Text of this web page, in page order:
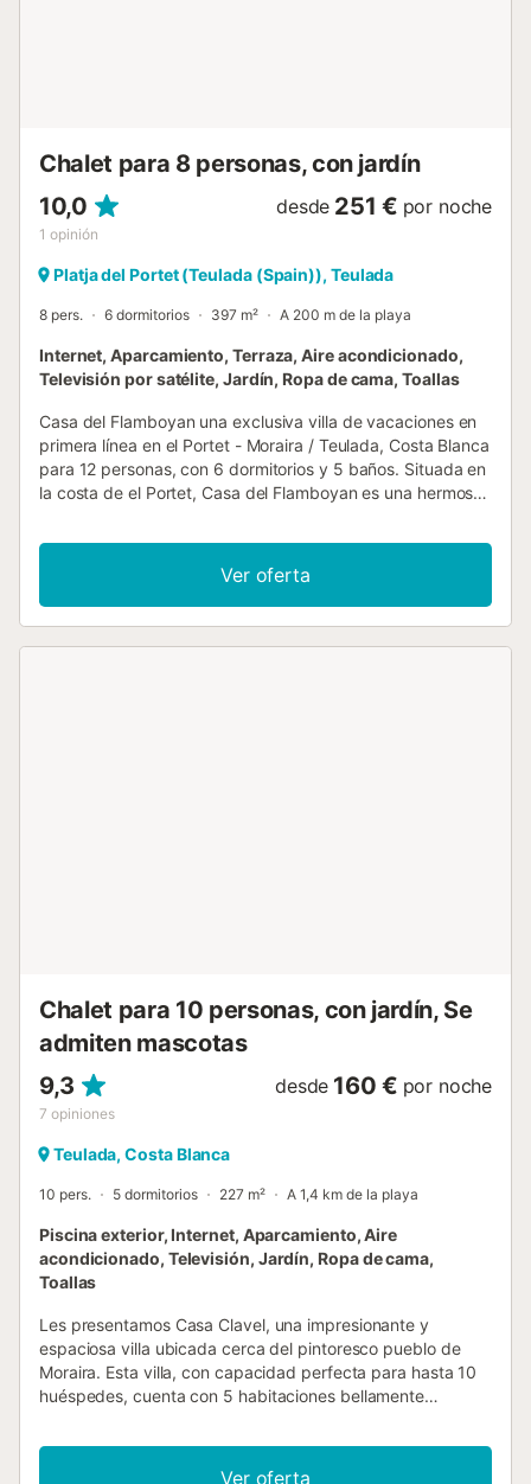
Chalet para 8 personas, con jardín
10,0
1 opinión
desde 251 € por noche
Platja del Portet (Teulada (Spain)), Teulada
8 pers. 6 dormitorios 397 m² A 200 m de la playa
Internet, Aparcamiento, Terraza, Aire acondicionado,
Televisión por satélite, Jardín, Ropa de cama, Toallas
Casa del Flamboyan una exclusiva villa de vacaciones en
primera línea en el Portet - Moraira / Teulada, Costa Blanca
para 12 personas, con 6 dormitorios y 5 baños. Situada en
la costa de el Portet, Casa del Flamboyan es una hermosa
baños. ¡Este paraíso para todas las estaciones te está
llamando! Casa del Flamboyán ofrece las vistas más
espectaculares de El Portet, Costa Blanca. Dentro de la
villa, le esperan interiores de generosas dimensiones
Ver oferta
Chalet para 10 personas, con jardín, Se
admiten mascotas
9,3
7 opiniones
desde 160 € por noche
Teulada, Costa Blanca
10 pers. 5 dormitorios 227 m² A 1,4 km de la playa
Piscina exterior, Internet, Aparcamiento, Aire
acondicionado, Televisión, Jardín, Ropa de cama,
Toallas
Les presentamos Casa Clavel, una impresionante y
espaciosa villa ubicada cerca del pintoresco pueblo de
Moraira. Esta villa, con capacidad perfecta para hasta 10
huéspedes, cuenta con 5 habitaciones bellamente
ideal para familias y amigos. Está a solo 5 minutos en
coche del corazón de Moraira y sus playas vírgenes, y a
Ver oferta